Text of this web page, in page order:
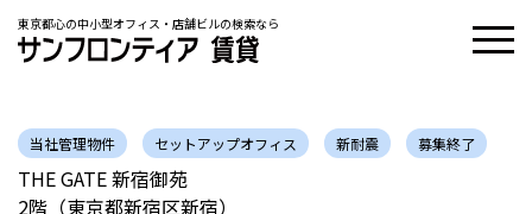
東京都心の中小型オフィス・店舗ビルの検索なら
当社管理物件 セットアップオフィス 新耐震 募集終了
THE GATE 新宿御苑
2階（東京都新宿区新宿）